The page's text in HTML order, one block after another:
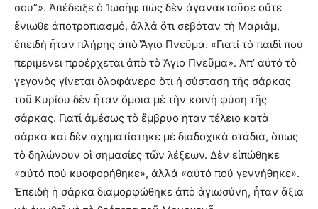
σου”». Ἀπέδειξε ὁ Ἰωσὴφ πώς δὲν ἀγανακτοῦσε οὔτε
ἔνιωθε ἀποτροπιασμό, ἀλλά ὅτι σεβόταν τὴ Μαριάμ,
ἐπειδὴ ἦταν πλήρης ἀπὸ Ἅγιο Πνεῦμα. «Γιατί τὸ παιδὶ πού
περιμένει προέρχεται ἀπὸ τὸ Ἅγιο Πνεῦμα». Ἀπ’ αὐτό τὸ
γεγονὸς γίνεται ὁλοφάνερο ὅτι ἡ σύσταση τῆς σάρκας
τοῦ Κυρίου δὲν ἦταν ὅμοια μὲ τὴν κοινὴ φύση τῆς
σάρκας. Γιατί ἀμέσως τὸ ἔμβρυο ἦταν τέλειο κατὰ
σάρκα καὶ δὲν σχηματίστηκε μὲ διαδοχικὰ στάδια, ὅπως
τὸ δηλώνουν οἱ σημασίες τῶν λέξεων. Δὲν εἰπώθηκε
«αὐτό πού κυοφορήθηκε», ἀλλά «αὐτό πού γεννήθηκε».
Ἐπειδὴ ἡ σάρκα διαμορφώθηκε ἀπὸ ἁγιωσύνη, ἦταν ἄξια